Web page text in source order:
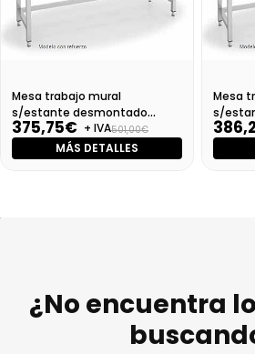
Mesa trabajo mural
s/estante desmontado
Dim:1000X700X850
375,75€ + IVA501,00€
MÁS DETALLES
Mesa
s/
¿No encuentra